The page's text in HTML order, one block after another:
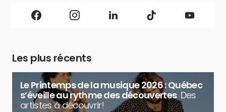
Les plus récents
Le Printemps de la musique 2026 : Québec
s’éveille au rythme des découvertes Des
artistes à découvrir!